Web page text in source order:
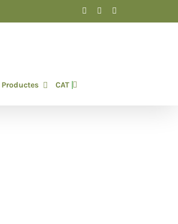
FacebookInstagram
Productes CAT